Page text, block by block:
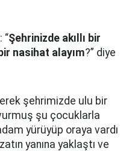
“Şehrinizde akıllı bir
nasihat alayım?” diye
şehrimizde ulu bir
şu çocuklarla
yürüyüp oraya vardı
yanına yaklaştı ve